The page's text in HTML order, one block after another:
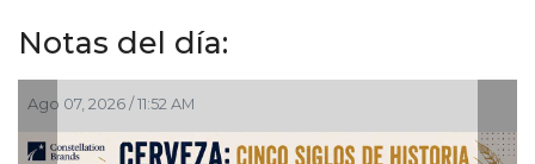
Notas del día:
Ago 07, 2026 / 10:50 AM